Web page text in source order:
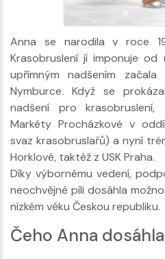
Anna se narodila v roce
Krasobruslení jí imponuje
upřímným nadšením
Nymburce. Když se
nadšení pro
Markéty Procházkové v
svaz krasobruslařů) a nyní
Horklové, taktéž z USK Praha.
Díky výbornému vedení,
neochvějné píli dosáhla
nízkém věku Českou republiku.
Čeho Anna